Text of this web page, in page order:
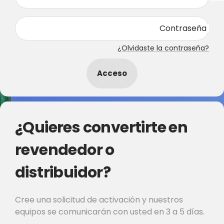
Contraseña
¿Olvidaste la contraseña?
Acceso
¿Quieres convertirte en
revendedor o
distribuidor?
Cree una solicitud de activación y nuestros
equipos se comunicarán con usted en 3 a 5 días.